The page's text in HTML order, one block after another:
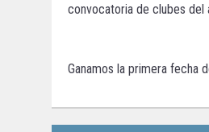
convocatoria de clubes del
Ganamos la primera fecha